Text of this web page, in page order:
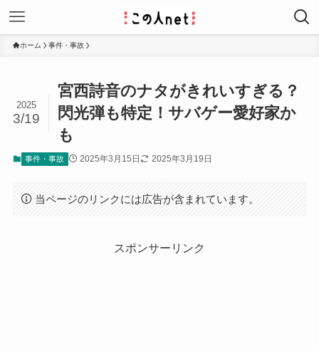
ホーム 事件・事故
宮西詩音のナタがきれいすぎる？
閃光弾も特定！サバゲー愛好家か
も
2025
3/19
事件・事故 2025年3月15日 2025年3月19日
当ページのリンクには広告が含まれています。
スポンサーリンク